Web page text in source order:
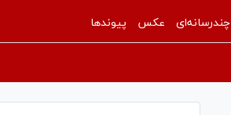
چندرسانه‌ای عکس پیوندها